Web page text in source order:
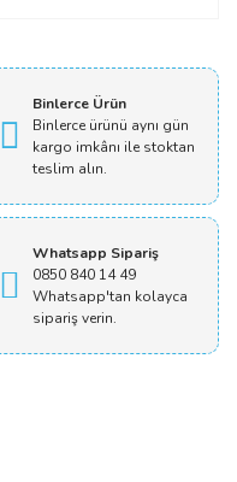
Binlerce Ürün
Binlerce ürünü aynı gün
kargo imkânı ile stoktan
teslim alın.
Whatsapp Sipariş
0850 840 14 49
Whatsapp'tan kolayca
sipariş verin.